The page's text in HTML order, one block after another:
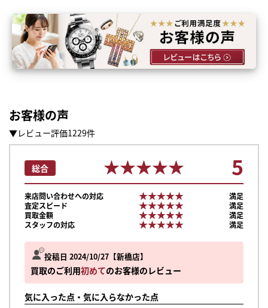
お客様の声
▼レビュー評価1229件
投稿日 2024/10/27 新橋店
買取のご利用初めてのお客様のレビュー
気に入った点・気に入らなかった点
総合 ★★★★★
★★★★★ 5
来店問い合わせへの対応 ★★★★★
★★★★★
満足
査定スピード
★★★★★
★★★★★
満足
買取金額
★★★★★
★★★★★
満足
スタッフの対応
★★★★★
★★★★★ 満足